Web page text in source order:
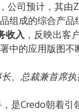
公司预计，其由
组成的综合产品
收入 ，反映出客
中的应用版图不
、总裁兼首席
是Credo朝着引